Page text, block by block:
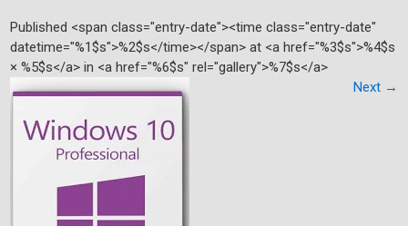
Published <span class="entry-date"><time class="entry-date"
datetime="%1$s">%2$s</time></span> at <a href="%3$s">%4$s
× %5$s</a> in <a href="%6$s" rel="gallery">%7$s</a>
Next →